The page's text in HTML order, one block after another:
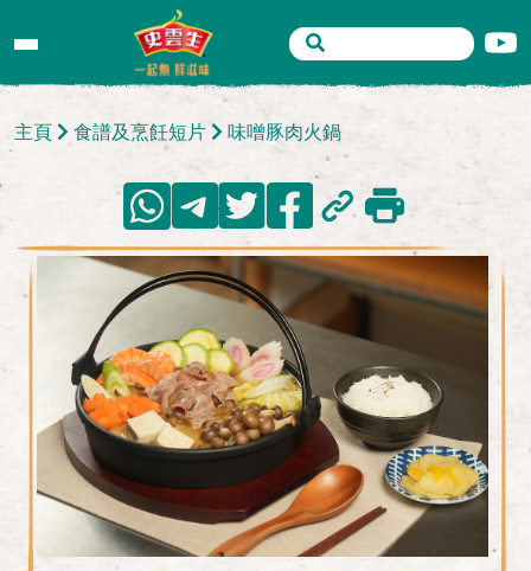
主頁 食譜及烹飪短片 味噌豚肉火鍋